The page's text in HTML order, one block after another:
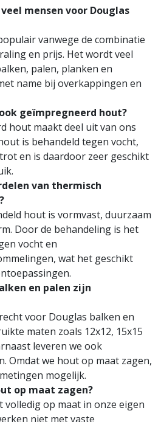
mensen voor Douglas
vanwege de combinatie
en prijs. Het wordt veel
palen, planken en
name bij overkappingen en
geïmpregneerd hout?
hout maakt deel uit van ons
is behandeld tegen vocht,
en is daardoor zeer geschikt
van thermisch
hout is vormvast, duurzaam
Door de behandeling is het
vocht en
wat het geschikt
en palen zijn
voor Douglas balken en
maten zoals 12x12, 15x15
leveren we ook
Omdat we hout op maat zagen,
mogelijk.
op maat zagen?
volledig op maat in onze eigen
niet met vaste